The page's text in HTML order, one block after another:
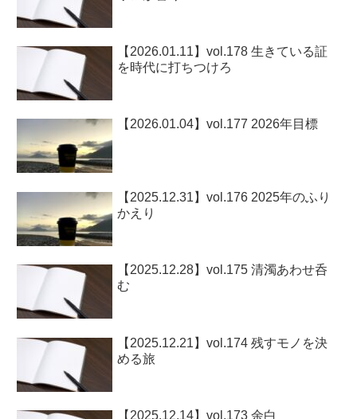
【2026.01.11】vol.178 生きている証
を時代に打ちつけろ
【2026.01.04】vol.177 2026年目標
【2025.12.31】vol.176 2025年のふり
かえり
【2025.12.28】vol.175 清濁あわせ呑
む
【2025.12.21】vol.174 残すモノを決
める旅
【2025.12.14】vol.173 余白